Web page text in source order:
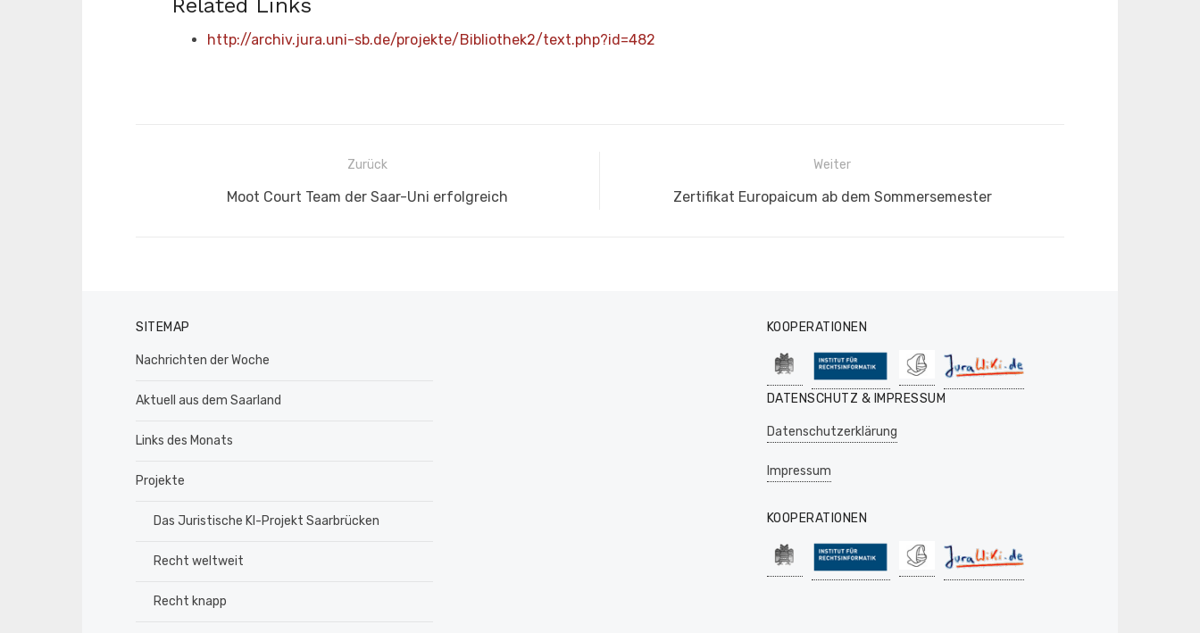
Related Links
http://archiv.jura.uni-sb.de/projekte/Bibliothek2/text.php?id=482
BeitragsnavigationZurück
Vorheriger
Moot Court Team der Saar-Uni erfolgreich
Weiter
Nächster
Zertifikat Europaicum ab dem Sommersemester
SITEMAP
Nachrichten der Woche
Aktuell aus dem Saarland
Links des Monats
Projekte
Das Juristische KI-Projekt Saarbrücken
Recht weltweit
Recht knapp
KOOPERATIONEN
DATENSCHUTZ & IMPRESSUM
Datenschutzerklärung
Impressum
KOOPERATIONEN